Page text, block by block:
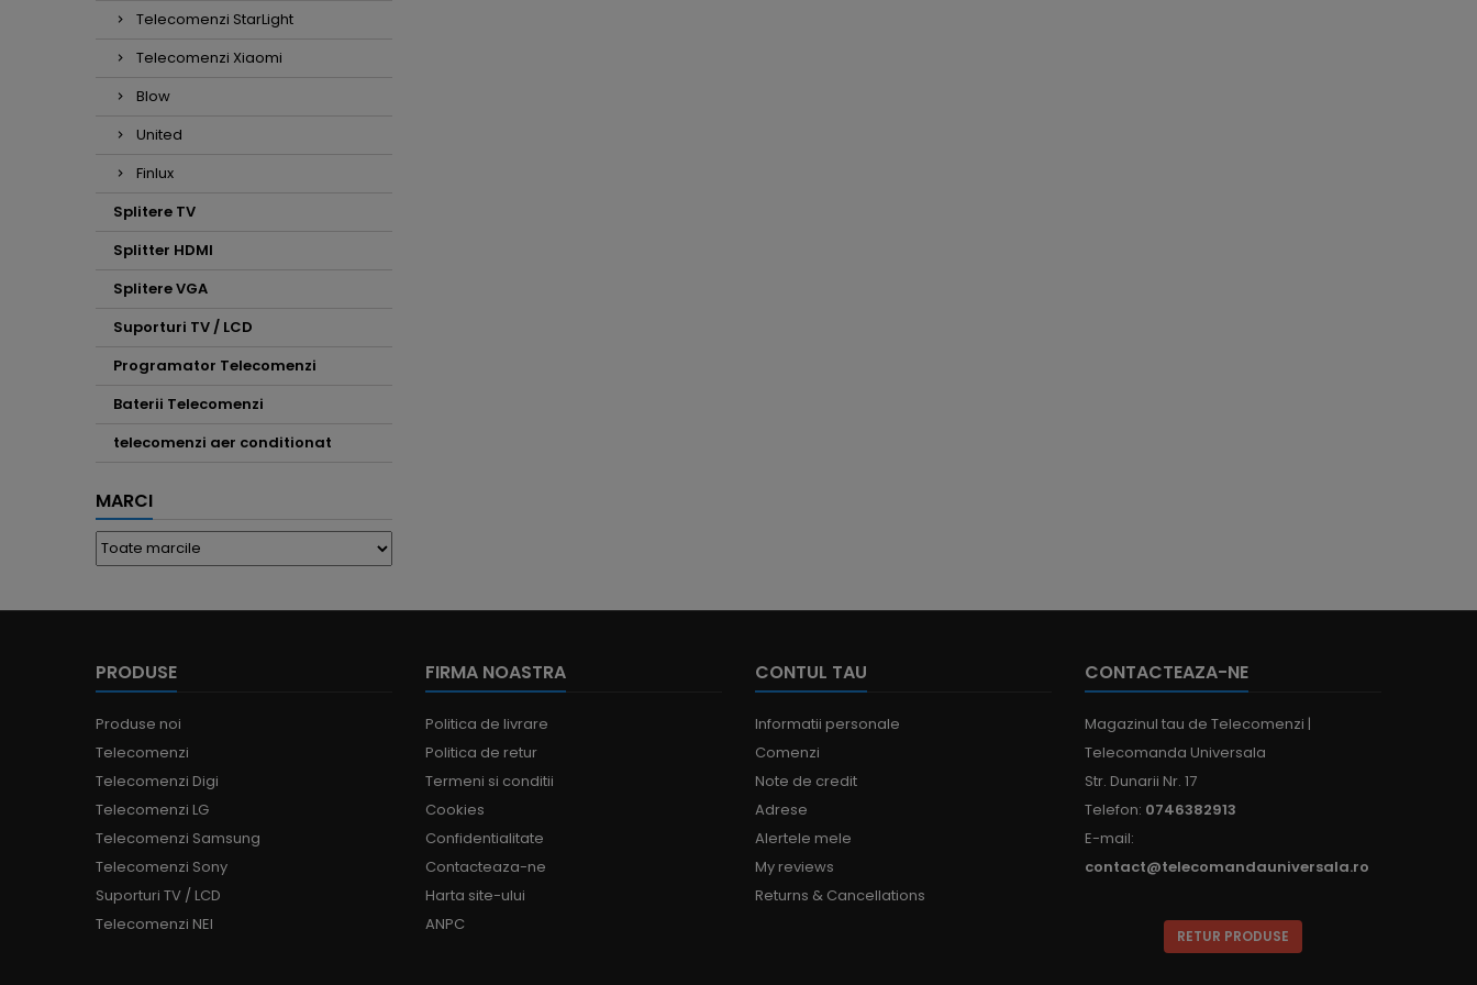
Telecomenzi StarLight
Telecomenzi Xiaomi
Blow
United
Finlux
Splitere TV
Splitter HDMI
Splitere VGA
Suporturi TV / LCD
Programator Telecomenzi
Baterii Telecomenzi
telecomenzi aer conditionat
MARCI
PRODUSE
Produse noi
Telecomenzi
Telecomenzi Digi
Telecomenzi LG
Telecomenzi Samsung
Telecomenzi Sony
Suporturi TV / LCD
Telecomenzi NEI
FIRMA NOASTRA
Politica de livrare
Politica de retur
Termeni si conditii
Cookies
Confidentialitate
Contacteaza-ne
Harta site-ului
ANPC
CONTUL TAU
Informatii personale
Comenzi
Note de credit
Adrese
Alertele mele
My reviews
Returns & Cancellations
CONTACTEAZA-NE
Magazinul tau de Telecomenzi |
Telecomanda Universala
Str. Dunarii Nr. 17
Telefon: 0746382913
E-mail:
contact@telecomandauniversala.ro
RETUR PRODUSE